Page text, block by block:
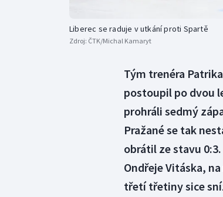
Liberec se raduje v utkání proti Spartě
Zdroj: ČTK/Michal Kamaryt
Tým trenéra
postoupil po dvou
prohráli sedmý
Pražané se tak
obrátil ze stavu
Ondřeje Vitáska,
třetí třetiny sice